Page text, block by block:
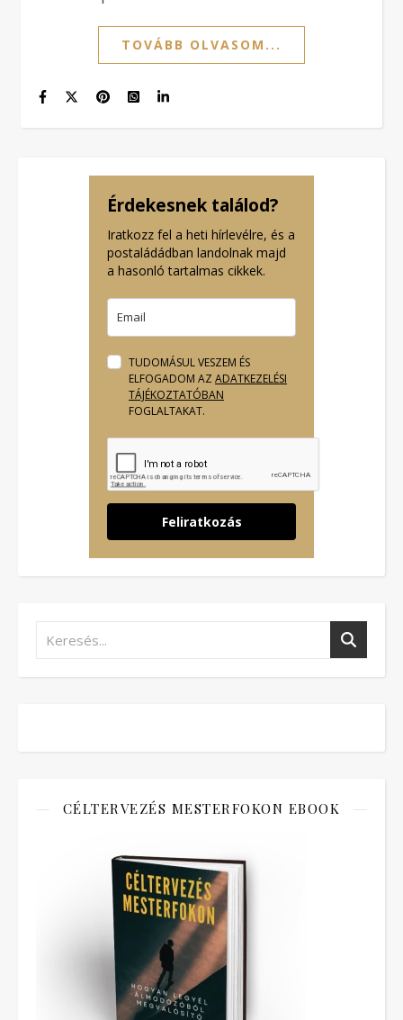
TOVÁBB OLVASOM...
Érdekesnek találod?
Iratkozz fel a heti hírlevélre, és a
postaládádban landolnak majd
a hasonló tartalmas cikkek.
TUDOMÁSUL VESZEM ÉS
ELFOGADOM AZ ADATKEZELÉSI
TÁJÉKOZTATÓBAN
FOGLALTAKAT.
Feliratkozás
CÉLTERVEZÉS MESTERFOKON EBOOK